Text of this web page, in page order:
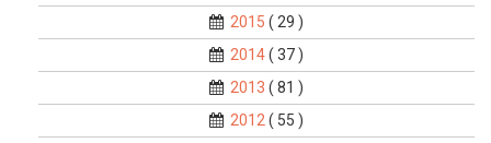
2015 ( 29 )
2014( 37 )
2013 ( 81 )
2012 ( 55 )